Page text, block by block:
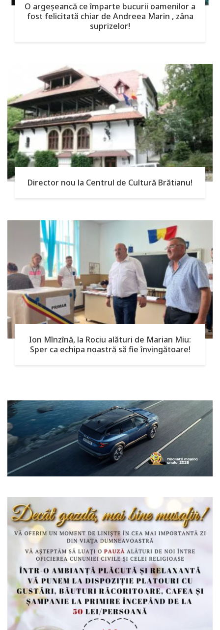
O argeşeancă ce împarte bucurii oamenilor a
fost felicitată chiar de Andreea Marin , zâna
suprizelor!
Director nou la Centrul de Cultură Brătianu!
Ion Mînzînă, la Rociu alături de Marian Miu:
Sper ca echipa noastră să fie învingătoare!